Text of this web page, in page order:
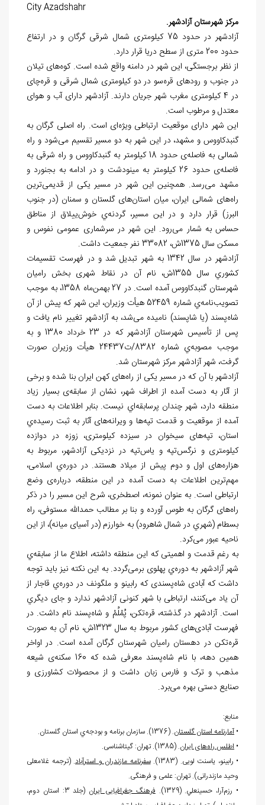
Azadshahr
City
مرکز شهرستان آزادشهر.
آزادشهر در حدود 75 کیلومتری شمال شرقی گرگان و در ارتفاع
حدود 200
متری از سطح دریا قرار دارد.
از نظر برجستگی، این شهر در دامنه واقع شده است. کوههای تیلان
در جنوب و رودهای قرهسو در دو کیلومتری شمال شرقی و قرهچای
در 4 کیلومتری مغرب شهر جریان دارند. آزادشهر دارای آب و هوای
معتدل و مرطوب است.
این شهر دارای موقعیت ارتباطی ویژهای است. راه اصلی گرگان به
گنبدکاووس و مشهد، در این شهر به دو مسیر تقسیم میشود و راه
شمالی به فاصله
ی حدود 18 کیلومتر به گنبدکاووس و راه شرقی به
فاصله
ی حدود 26 کیلومتر به مینودشت و در ادامه به بجنورد و
مشهد میرسد. همچنین این شهر در مسیر یکی از قدیمیترین
راههای شمالی ایران، میان استانهای گلستان و سمنان (در جنوب
البرز) قرار دارد و در این مسیر، گردنهي خوشییلاق از مناطق
حساس به شمار میرود. این شهر در سرشماری عمومی نفوس و
مسکن سال 1375ش، 33082 نفر جمعیت داشت.
آزادشهر در سال 1342 به شهر تبديل شد و در فهرست تقسيمات
كشوري سال 1355ش، نام آن در نقاط شهری بخش رامیان
شهرستان گنبدکاووس آمده است. در 27 بهمن
ماه 1358، به موجب
تصویبنامه
ي شماره 52459 هیأت وزیران، این شهر که پیش از آن
شاهپسند (یا شاپسند) نامیده میشد، به آزادشهر تغییر نام یافت و
پس از تأسیس شهرستان آزادشهر که در 23 خرداد 1380 و به
موجب مصوبه
ي شماره 8382/ت24437 هیأت وزیران صورت
گرفت، شهر آزادشهر مرکز شهرستان شد.
آزادشهر با آن که در مسیر یکی از راههای کهن ایران بنا شده و برخی
از آثار به دست آمده از اطراف شهر، نشان از سابقهی بسیار زیاد
منطقه دارد، شهر چندان پرسابقهاي نیست. بنابر اطلاعات به دست
آمده از موقعیت و قدمت تپهها و ویرانههای آثار به ثبت رسیدهي
استان، تپههای سیخوان در سیزده کیلومتری، زوزه در دوازده
کیلومتری و نرگستپه و ياستپه در نزدیکی آزادشهر، مربوط به
هزارههای اول و دوم پیش از میلاد هستند. در دورهي اسلامی،
مهمترین اطلاعات به دست آمده در این منطقه، دربارهی وضع
ارتباطی است. به عنوان نمونه، اصطخری، شرح این مسیر را در ذکر
راههای گرگان به طوس آورده و بنا بر مطالب حمدالله مستوفی، راه
بسطام (شهري در شمال شاهرود) به خوارزم (در آسیای میانه)، از این
ناحیه عبور میکرد.
به رغم قدمت و اهمیتی که این منطقه داشته، اطلاع ما از سابقهي
شهر آزادشهر به دورهي پهلوی برمیگردد. به این نکته نیز بايد توجه
داشت که آبادی شاهپسندی که رابینو و ملگونف در دورهي قاجار از
آن یاد میکنند، ارتباطی با شهر کنونی آزادشهر ندارد و جای دیگري
است. آزادشهر در گذشته، قرهتکن، پُمْلُمْ و شاهپسند نام داشت. در
فهرست آبادی
های کشور مربوط به سال 1323ش، نام آن به صورت
قرهتکن در دهستان رامیان شهرستان گرگان آمده است. در اواخر
همین دهه، با نام شاهپسند معرفی شده که 160 سکنه
ی شیعه
مذهب و ترک و فارس زبان داشت و از محصولات کشاورزی و
صنایع دستی بهره میبرد.
منابع:
• آمارنامه استان گلستان. (1376). سازمان برنامه و بودجه
ي استان گلستان.
• اطلس راههای ایران. (1385). تهران: گیتاشناسی.
• رابینو، یاسنت لویی. (1383).
سفرنامه مازندران و استرآباد. (ترجمه غلامعلی
وحید مازندرانی). تهران: علمی و فرهنگی.
• رزمآرا، حسينعلي. (1329). فرهنگ جغرافیايی ایران
(جلد 3: استان دوم،